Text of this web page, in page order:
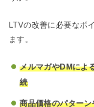
LTVの改善に必要なポ
ます。
メルマガやDMによ
続
商品価格のパター